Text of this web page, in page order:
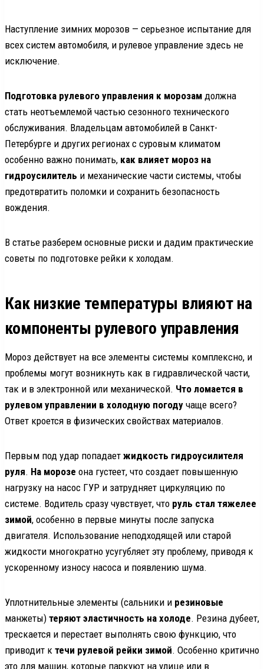
Наступление зимних морозов — серьезное испытание для
всех систем автомобиля, и рулевое управление здесь не
исключение.
Подготовка рулевого управления к морозам должна
стать неотъемлемой частью сезонного технического
обслуживания. Владельцам автомобилей в Санкт-
Петербурге и других регионах с суровым климатом
особенно важно понимать, как влияет мороз на
гидроусилитель и механические части системы, чтобы
предотвратить поломки и сохранить безопасность
вождения.
В статье разберем основные риски и дадим практические
советы по подготовке рейки к холодам.
Как низкие температуры влияют на
компоненты рулевого управления
Мороз действует на все элементы системы комплексно, и
проблемы могут возникнуть как в гидравлической части,
так и в электронной или механической. Что ломается в
рулевом управлении в холодную погоду чаще всего?
Ответ кроется в физических свойствах материалов.
Первым под удар попадает жидкость гидроусилителя
руля. На морозе она густеет, что создает повышенную
нагрузку на насос ГУР и затрудняет циркуляцию по
системе. Водитель сразу чувствует, что руль стал тяжелее
зимой, особенно в первые минуты после запуска
двигателя. Использование неподходящей или старой
жидкости многократно усугубляет эту проблему, приводя к
ускоренному износу насоса и появлению шума.
Уплотнительные элементы (сальники и резиновые
манжеты) теряют эластичность на холоде. Резина дубеет,
трескается и перестает выполнять свою функцию, что
приводит к течи рулевой рейки зимой. Особенно критично
это для машин, которые паркуют на улице или в